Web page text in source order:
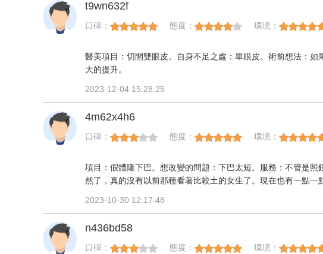
t9wn632f
口碑： 態度： 環境：
醫美項目：切開雙眼皮。自身不足之處：單眼皮。術前想法：
大的提升。
2023-12-04 15:28:25
4m62x4h6
口碑： 態度： 環境：
項目：假體隆下巴。想改變的問題：下巴太短。服務：不管是
然了，真的沒有以前那種看著比較土的女生了。現在也有一點一
2023-10-30 12:17:48
n436bd58
口碑： 態度： 環境：